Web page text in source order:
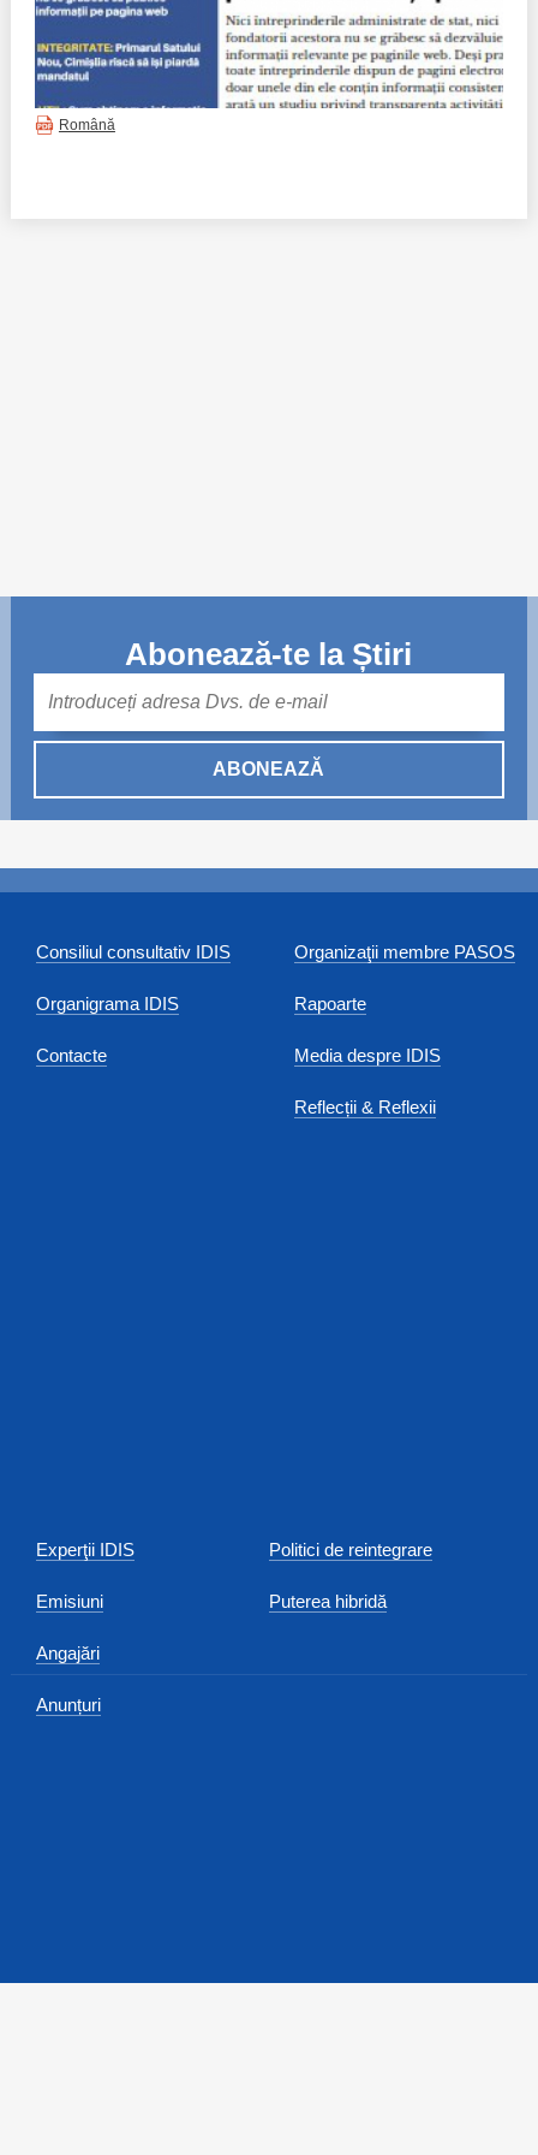
Buletin EU-STRAT
Aplică la BUNELE PRACTICI
Cele mai bune și cele mai proaste politici locale din
Română
Abonează-te la Știri
ABONEAZĂ
Consiliul consultativ IDIS
Organigrama IDIS
Contacte
Organizaţii membre PASOS
Rapoarte
Media despre IDIS
Reflecții & Reflexii
Experţii IDIS
Emisiuni
Angajări
Anunțuri
Politici de reintegrare
Puterea hibridă